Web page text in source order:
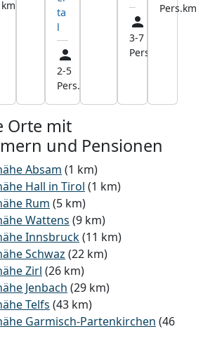
km
ta
l
2-5
Pers.
3-7
Pers.
Pers.km
Orte mit
und Pensionen
Absam (1 km)
Hall in Tirol (1 km)
Rum (5 km)
Wattens (9 km)
Innsbruck(11 km)
Schwaz (22 km)
Zirl (26 km)
Jenbach (29 km)
Telfs (43 km)
Garmisch-Partenkirchen (46